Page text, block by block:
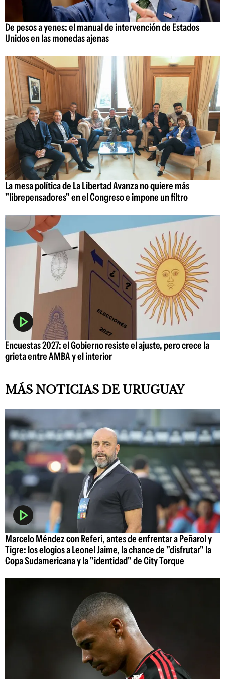
De pesos a yenes: el manual de intervención de Estados
Unidos en las monedas ajenas
La mesa política de La Libertad Avanza no quiere más
"librepensadores" en el Congreso e impone un filtro
Encuestas 2027: el Gobierno resiste el ajuste, pero crece la
grieta entre AMBA y el interior
MÁS NOTICIAS DE URUGUAY
Marcelo Méndez con Referí, antes de enfrentar a Peñarol y
Tigre: los elogios a Leonel Jaime, la chance de "disfrutar" la
Copa Sudamericana y la "identidad" de City Torque